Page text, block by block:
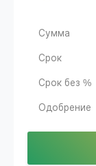
Сумма
Срок
Срок без %
Одобрение